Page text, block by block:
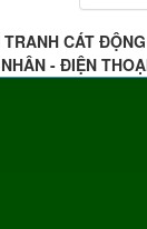
CÁT
- ĐIỆN